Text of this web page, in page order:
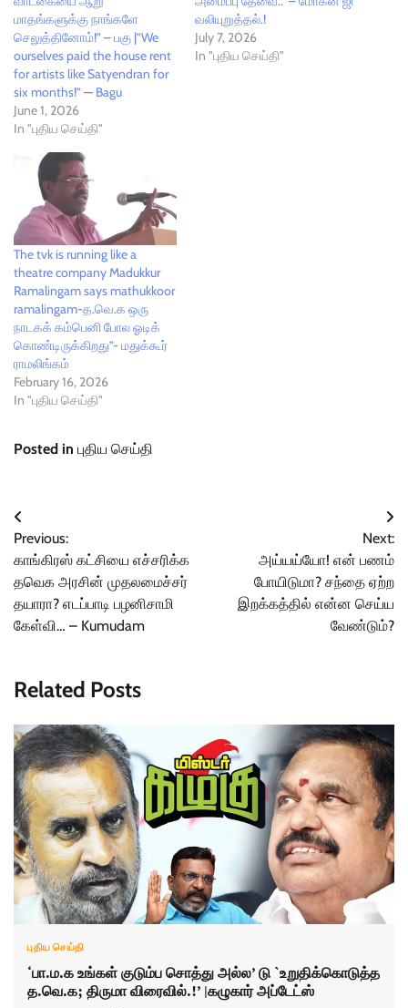
மாதங்களுக்கு நாங்களே
செலுத்தினோம்!” – பகு |”We
ourselves paid the house rent
for artists like Satyendran for
six months!” — Bagu
June 1, 2026
In "புதிய செய்தி"
வலியுறுத்தல்.!
July 7, 2026
In "புதிய செய்தி"
The tvk is running like a
theatre company Madukkur
Ramalingam says mathukkoor
ramalingam-த.வெ.க ஒரு
நாடகக் கம்பெனி போல ஓடிக்
கொண்டிருக்கிறது”- மதுக்கூர்
ராமலிங்கம்
February 16, 2026
In "புதிய செய்தி"
Posted in புதிய செய்தி
Post
navigation
Previous:
காங்கிரஸ் கட்சியை எச்சரிக்க
தவெக அரசின் முதலமைச்சர்
தயாரா? எடப்பாடி பழனிசாமி
கேள்வி… – Kumudam
Next:
அய்யய்யோ! என் பணம்
போயிடுமா? சந்தை ஏற்ற
இறக்கத்தில் என்ன செய்ய
வேண்டும்?
Related Posts
புதிய செய்தி
‘பா.ம.க உங்கள் குடும்ப சொத்து அல்ல’ டு `உறுதிக்கொடுத்த
த.வெ.க; திருமா விரைவில்.!’ |கழுகார் அப்டேட்ஸ்